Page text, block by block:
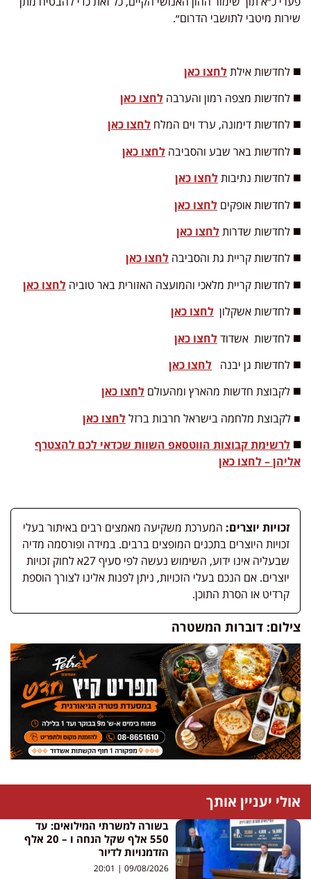
שירות מיטבי לתושבי הדרום״.
◼️ לחדשות אילתלחצו כאן
◼️ לחדשות מצפה רמון והערבה לחצו כאן
◼️ לחדשות דימונה, ערד וים המלח לחצו כאן
◼️ לחדשות באר שבע והסביבה לחצו כאן
◼️ לחדשות נתיבותלחצו כאן
◼️ לחדשות אופקים לחצו כאן
◼️ לחדשות שדרותלחצו כאן
◼️ לחדשות קריית גת והסביבה לחצו כאן
◼️ לחדשות קריית מלאכי והמועצה האזורית באר טוביה לחצו כאן
◼️ לחדשות אשקלון לחצו כאן
◼️ לחדשות אשדודלחצו כאן
◼️ לחדשות גן יבנה לחצו כאן
◼️ לקבוצת חדשות מהארץ ומהעולם לחצו כאן
■ לקבוצת מלחמה בישראל חרבות ברזללחצו כאן
◼️ לרשימת קבוצות הווטסאפ השוות שכדאי לכם להצטרף
אליהן – לחצו כאן
זכויות יוצרים: המערכת משקיעה מאמצים רבים באיתור בעלי
זכויות היוצרים בתכנים המופצים ברבים. במידה ופורסמה מדיה
שבעליה אינו ידוע, השימוש נעשה לפי סעיף 27א לחוק זכויות
יוצרים. אם הנכם בעלי הזכויות, ניתן לפנות אלינו לצורך הוספת
קרדיט או הסרת התוכן.
צילום: דוברות המשטרה
אולי יעניין אותך
בשורה למשרתי המילואים: עד
550 אלף שקל הנחה ו – 20 אלף
הזדמנויות לדיור
09/08/2026